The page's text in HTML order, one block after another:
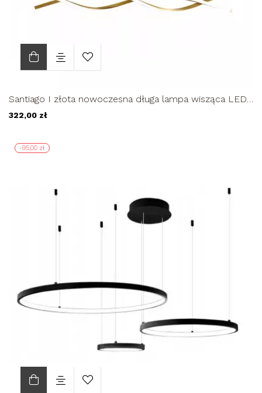
Santiago I złota nowoczesna długa lampa wisząca LED
nad stół 90cm 35W
322,00 zł
-95,00 zł